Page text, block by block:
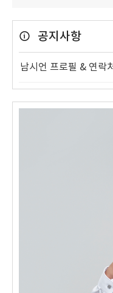
공지사항
남시언 프로필 & 연락